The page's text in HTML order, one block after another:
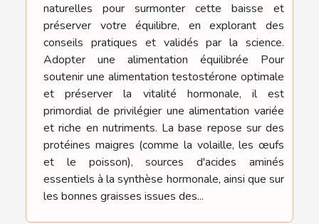
naturelles pour surmonter cette baisse et
préserver votre équilibre, en explorant des
conseils pratiques et validés par la science.
Adopter une alimentation équilibrée Pour
soutenir une alimentation testostérone optimale
et préserver la vitalité hormonale, il est
primordial de privilégier une alimentation variée
et riche en nutriments. La base repose sur des
protéines maigres (comme la volaille, les œufs
et le poisson), sources d'acides aminés
essentiels à la synthèse hormonale, ainsi que sur
les bonnes graisses issues des...